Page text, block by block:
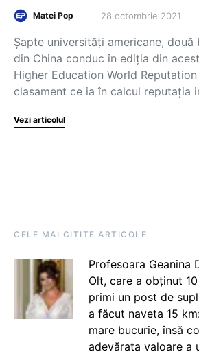
Matei Pop 28 octombrie 2021
Șapte universități americane, două
din China conduc în ediția din
Higher Education World Reputation
clasament ce ia în calcul reputația
Vezi articolul
CELE MAI CITITE ARTICOLE
Profesoara Geanina
Olt, care a obținut
primi un post de
a făcut naveta 15
mare bucurie, însă
adevărata valoare a